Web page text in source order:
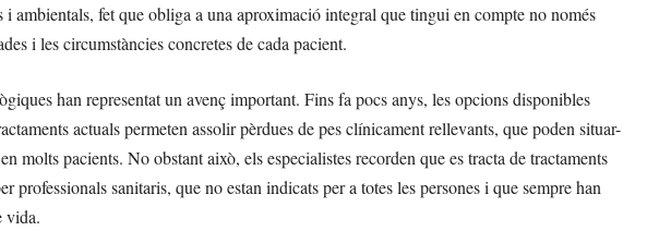
ambientals, fet que obliga a una aproximació integral que tingui en compte no només
i les circumstàncies concretes de cada pacient.
han representat un avenç important. Fins fa pocs anys, les opcions disponibles
actuals permeten assolir pèrdues de pes clínicament rellevants, que poden situar-
molts pacients. No obstant això, els especialistes recorden que es tracta de tractaments
professionals sanitaris, que no estan indicats per a totes les persones i que sempre han
vida.